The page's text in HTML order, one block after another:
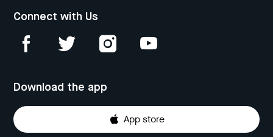
Connect with Us
Download the app
App store